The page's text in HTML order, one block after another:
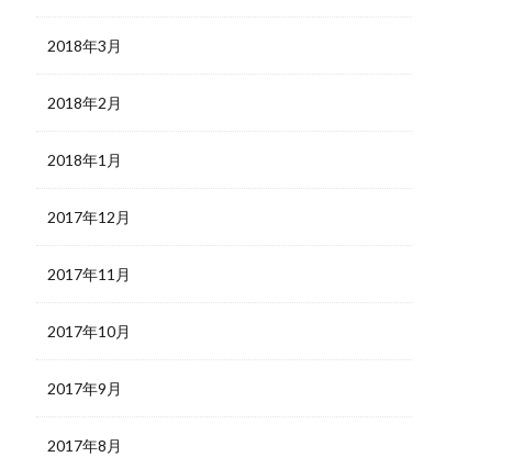
2018年3月
2018年2月
2018年1月
2017年12月
2017年11月
2017年10月
2017年9月
2017年8月